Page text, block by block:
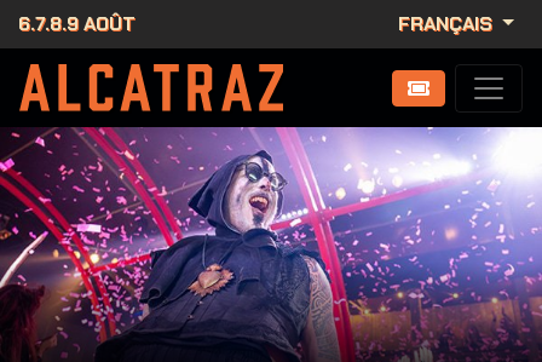
6.7.8.9 AOÛT FRANÇAIS